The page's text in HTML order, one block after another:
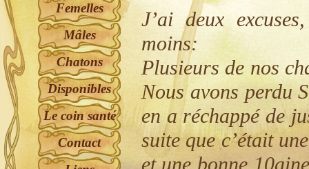
J’ai deux
moins:
Plusieurs de nos
Nous avons perdu
en a réchappé de
suite que c’était
et une bonne
Femelles
Mâles
Chatons
Disponibles
Le coin santé
Contact